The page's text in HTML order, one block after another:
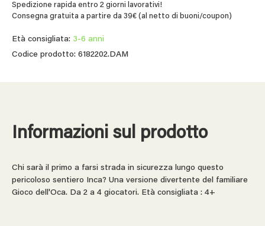
Spedizione rapida entro 2 giorni lavorativi!
Consegna gratuita a partire da 39€ (al netto di buoni/coupon)
Età consigliata: 3-6 anni
Codice prodotto: 6182202.DAM
Informazioni sul prodotto
Chi sarà il primo a farsi strada in sicurezza lungo questo
pericoloso sentiero Inca? Una versione divertente del familiare
Gioco dell'Oca. Da 2 a 4 giocatori. Età consigliata : 4+